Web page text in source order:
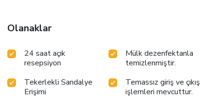
Olanaklar
24 saat açık
resepsiyon
Mülk dezenfektanla
temizlenmiştir.
Tekerlekli Sandalye
Erişimi
Temassız giriş ve çıkış
işlemleri mevcuttur.